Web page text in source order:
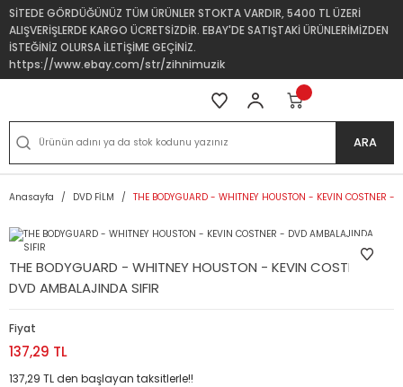
SİTEDE GÖRDÜĞÜNÜZ TÜM ÜRÜNLER STOKTA VARDIR, 5400 TL ÜZERİ
ALIŞVERİŞLERDE KARGO ÜCRETSİZDİR. EBAY'DE SATIŞTAKİ ÜRÜNLERİMİZDEN
İSTEĞİNİZ OLURSA İLETİŞİME GEÇİNİZ.
https://www.ebay.com/str/zihnimuzik
ARA
Anasayfa DVD FİLM THE BODYGUARD - WHITNEY HOUSTON - KEVIN COSTNER -
THE BODYGUARD - WHITNEY HOUSTON - KEVIN COSTNER -
DVD AMBALAJINDA SIFIR
Fiyat
137,29 TL
137,29 TL den başlayan taksitlerle!!